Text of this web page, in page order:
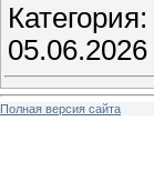
Категория:
05.06.2026
Полная версия сайта